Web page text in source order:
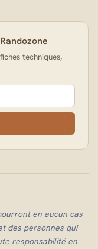
techniques,
en aucun cas
des personnes qui
responsabilité en